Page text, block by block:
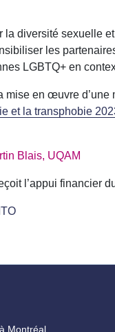
la diversité sexuelle
les
LGBTQ+ en
mise en œuvre
et la transphobie
Blais, UQAM
l’appui financier
Montréal